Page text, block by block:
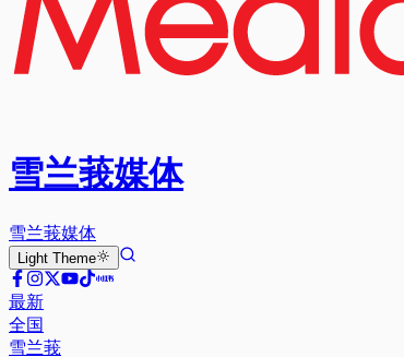
雪兰莪媒体
雪兰莪媒体
Light Theme
最新
全国
雪兰莪